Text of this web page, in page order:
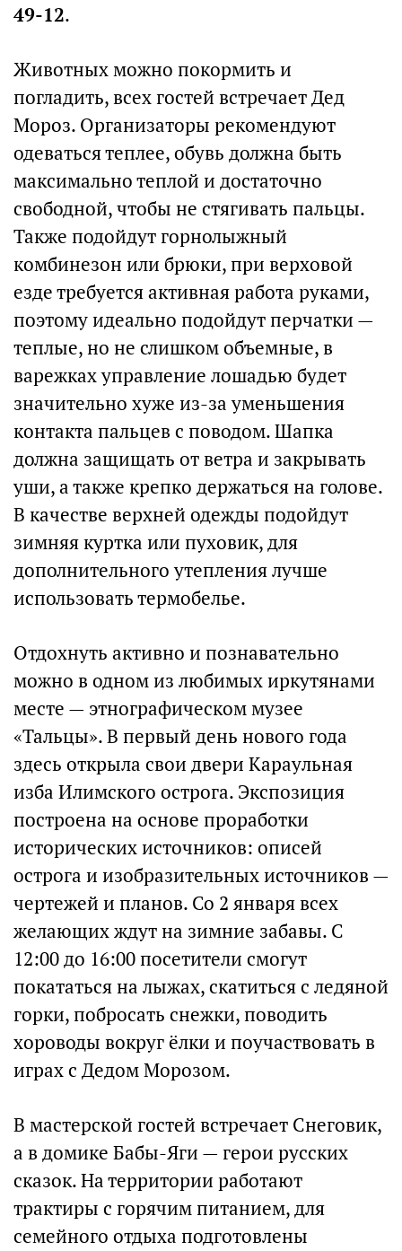
49-12.
Животных можно покормить и
погладить, всех гостей встречает Дед
Мороз. Организаторы рекомендуют
одеваться теплее, обувь должна быть
максимально теплой и достаточно
свободной, чтобы не стягивать пальцы.
Также подойдут горнолыжный
комбинезон или брюки, при верховой
езде требуется активная работа руками,
поэтому идеально подойдут перчатки —
теплые, но не слишком объемные, в
варежках управление лошадью будет
значительно хуже из-за уменьшения
контакта пальцев с поводом. Шапка
должна защищать от ветра и закрывать
уши, а также крепко держаться на голове.
В качестве верхней одежды подойдут
зимняя куртка или пуховик, для
дополнительного утепления лучше
использовать термобелье.
Отдохнуть активно и познавательно
можно в одном из любимых иркутянами
месте — этнографическом музее
«Тальцы». В первый день нового года
здесь открыла свои двери Караульная
изба Илимского острога. Экспозиция
построена на основе проработки
исторических источников: описей
острога и изобразительных источников —
чертежей и планов. Со 2 января всех
желающих ждут на зимние забавы. С
12:00 до 16:00 посетители смогут
покататься на лыжах, скатиться с ледяной
горки, побросать снежки, поводить
хороводы вокруг ёлки и поучаствовать в
играх с Дедом Морозом.
В мастерской гостей встречает Снеговик,
а в домике Бабы-Яги — герои русских
сказок. На территории работают
трактиры с горячим питанием, для
семейного отдыха подготовлены